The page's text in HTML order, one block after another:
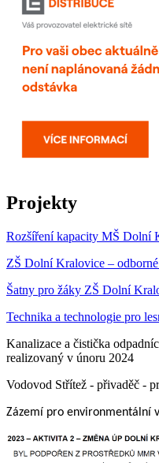
Projekty
Rozšíření kapacity MŠ Dolní
ZŠ Dolní Kralovice –
Šatny pro žáky ZŠ Dolní
Technika a technologie pro
Kanalizace a čistička
realizovaný v únoru 2024
Vodovod Střítež - přivaděč -
Zázemí pro environmentální